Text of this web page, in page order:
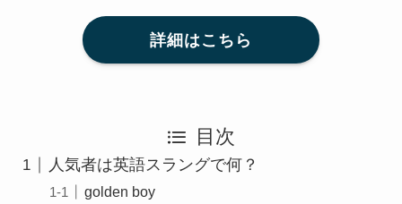
詳細はこちら
目次
人気者は英語スラングで何？
golden boy